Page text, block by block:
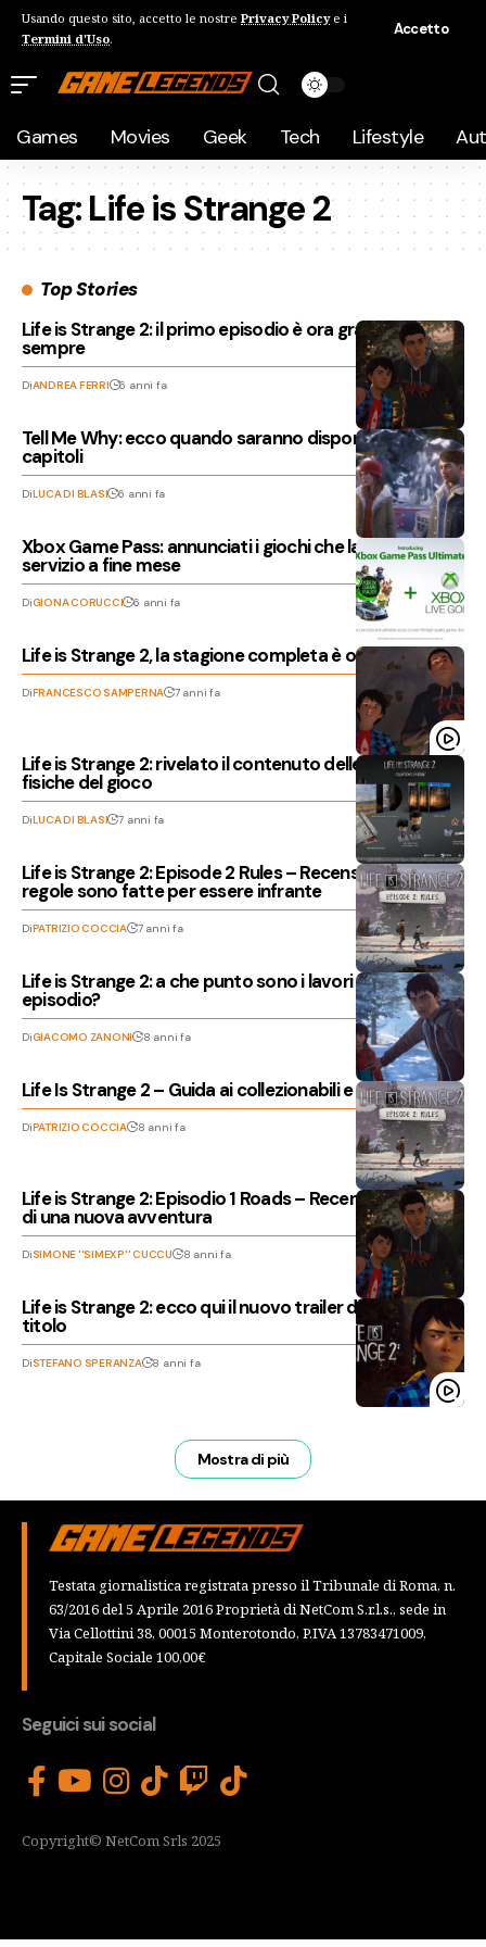
Usando questo sito, accetto le nostre Privacy Policye i
Termini d'Uso.
Accetto
Games Movies Geek Tech Lifestyle
Tag:Life is Strange 2
Top Stories
Life is Strange 2: il primo episodio è ora gratis per
sempre
DiANDREA FERRI 6 anni fa
Tell Me Why: ecco quando saranno disponibili gli altri
capitoli
DiLUCA DI BLASI 6 anni fa
Xbox Game Pass: annunciati i giochi che lasceranno il
servizio a fine mese
DiGIONA CORUCCI 6 anni fa
Life is Strange 2, la stagione completa è ora disponibile
DiFRANCESCO SAMPERNA 7 anni fa
Life is Strange 2: rivelato il contenuto delle edizioni
fisiche del gioco
DiLUCA DI BLASI 7 anni fa
Life is Strange 2: Episode 2 Rules – Recensione, le
regole sono fatte per essere infrante
DiPATRIZIO COCCIA 7 anni fa
Life is Strange 2: a che punto sono i lavori del secondo
episodio?
DiGIACOMO ZANONI 8 anni fa
Life Is Strange 2 – Guida ai collezionabili e ai Disegni
DiPATRIZIO COCCIA 8 anni fa
Life is Strange 2: Episodio 1 Roads – Recensione, l’inizio
di una nuova avventura
DiSIMONE ''SIMEXP'' CUCCU 8 anni fa
Life is Strange 2: ecco qui il nuovo trailer dedicato al
titolo
DiSTEFANO SPERANZA 8 anni fa
Mostra di più
Testata giornalistica registrata presso il Tribunale di Roma, n.
63/2016 del 5 Aprile 2016 Proprietà di NetCom S.r.l.s., sede in
Via Cellottini 38, 00015 Monterotondo, P.IVA 13783471009,
Capitale Sociale 100,00€
Seguici sui social
Copyright© NetCom Srls 2025